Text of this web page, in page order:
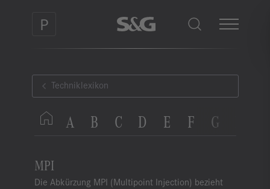
Techniklexikon
A B C D E F G
MPI
Die Abkürzung MPI (Multipoint Injection) bezieht